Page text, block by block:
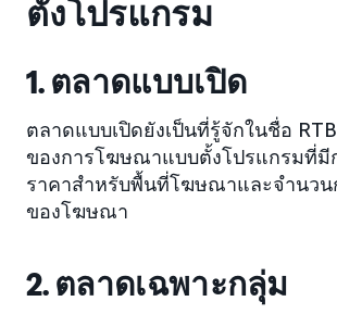
ตั้งโปรแกรม
1. ตลาดแบบเปิด
ตลาดแบบเปิดยังเป็นที่รู้จักในชื่อ
ของการโฆษณาแบบตั้งโปรแกรมที่มี
ราคาสำหรับพื้นที่โฆษณาและจำนวน
ของโฆษณา
2. ตลาดเฉพาะกลุ่ม